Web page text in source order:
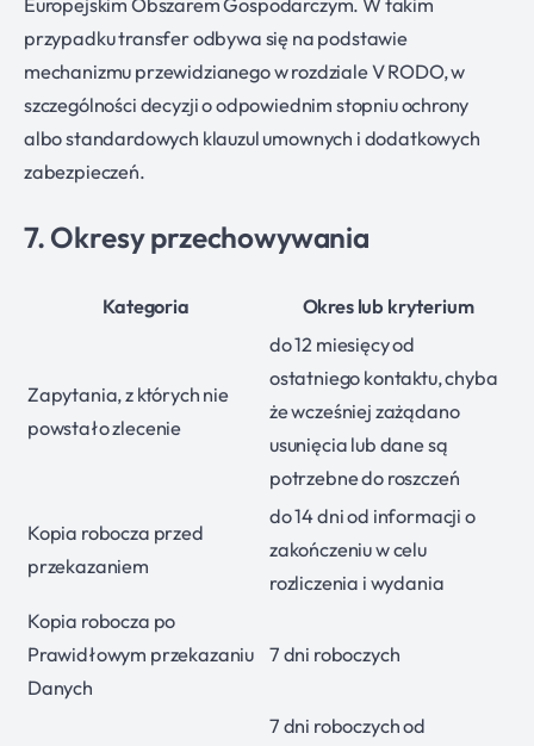
przypadku transfer odbywa się na podstawie
mechanizmu przewidzianego w rozdziale V RODO, w
szczególności decyzji o odpowiednim stopniu ochrony
albo standardowych klauzul umownych i dodatkowych
zabezpieczeń.
7. Okresy przechowywania
Kategoria Okres lub kryterium
Zapytania, z których nie
powstało zlecenie
do 12 miesięcy od
ostatniego kontaktu, chyba
że wcześniej zażądano
usunięcia lub dane są
potrzebne do roszczeń
Kopia robocza przed
przekazaniem
do 14 dni od informacji o
zakończeniu w celu
rozliczenia i wydania
Kopia robocza po
Prawidłowym przekazaniu
Danych
7 dni roboczych
7 dni roboczych od